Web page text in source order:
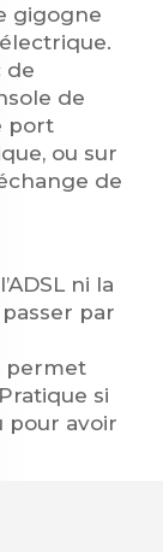
gigogne
de
de
port
ou sur
de
ni la
par
permet
si
pour avoir